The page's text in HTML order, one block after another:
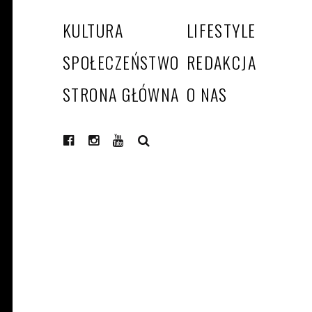
KULTURA
LIFESTYLE
SPOŁECZEŃSTWO REDAKCJA
STRONA GŁÓWNA O NAS